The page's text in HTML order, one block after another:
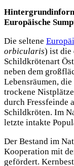
Europäische
Die seltene
orbicularis) ist die
Schildkrötenart
neben dem
Lebensräumen,
trockene
durch Fressfeinde
Schildkröten. Im
letzte intakte
Der Bestand im
Kooperation mit
gefördert.